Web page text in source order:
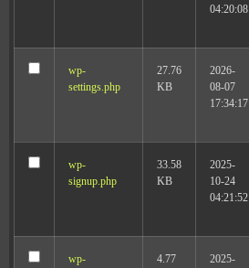
04:20:08
wp-
settings.php
27.76
KB
2026-
08-07
17:34:17
wp-
signup.php
33.58
KB
2025-
10-24
04:21:52
wp-
4.77
2025-